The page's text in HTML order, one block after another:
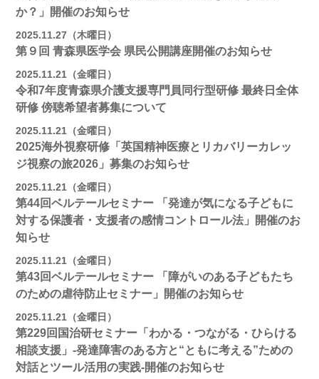
か？」開催のお知らせ
2025.11.27（木曜日）
第９回 青森県医学会 県民公開講座開催のお知らせ
2025.11.21（金曜日）
令和7年度青森県介護支援専門員同行型研修 最終日全体
研修 傍聴希望者募集について
2025.11.21（金曜日）
2025海外視察研修「英国精神医療とリカバリーカレッ
ジ視察の旅2026」募集のお知らせ
2025.11.21（金曜日）
第44回ベルテールセミナー 「発達が気になる子どもに
対する保護者・支援者の感情コントロール法」開催のお
知らせ
2025.11.21（金曜日）
第43回ベルテールセミナー 「障がいのある子どもたち
のための虐待防止セミナー」開催のお知らせ
2025.11.21（金曜日）
第229回国治研セミナー「わかる・つながる・ひらける
相談支援」-発達障害のある方と“ともに考える”ための
対話とツール活用の実践-開催のお知らせ